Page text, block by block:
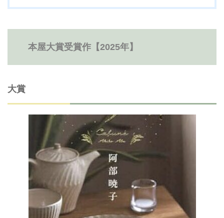
本屋大賞受賞作【2025年】
大賞